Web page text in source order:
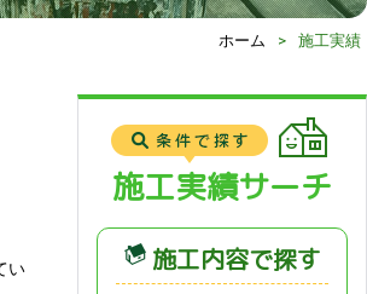
ホーム > 施工実績
い
施工実績サーチ
施工内容で探す